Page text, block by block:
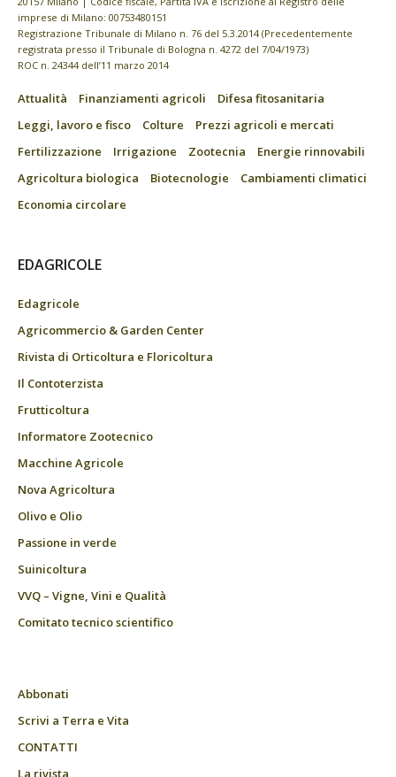
imprese di Milano: 00753480151
Registrazione Tribunale di Milano n. 76 del 5.3.2014 (Precedentemente
registrata presso il Tribunale di Bologna n. 4272 del 7/04/1973)
ROC n. 24344 dell’11 marzo 2014
Attualità Finanziamenti agricoli
Difesa fitosanitaria
Leggi, lavoro e fisco
Colture
Prezzi agricoli e mercati
Fertilizzazione
Irrigazione Zootecnia
Energie rinnovabili
Agricoltura biologica
Biotecnologie
Cambiamenti climatici
Economia circolare
EDAGRICOLE
Edagricole
Agricommercio & Garden Center
Rivista di Orticoltura e Floricoltura
Il Contoterzista
Frutticoltura
Informatore Zootecnico
Macchine Agricole
Nova Agricoltura
Olivo e Olio
Passione in verde
Suinicoltura
VVQ – Vigne, Vini e Qualità
Comitato tecnico scientifico
Abbonati
Scrivi a Terra e Vita
CONTATTI
La rivista